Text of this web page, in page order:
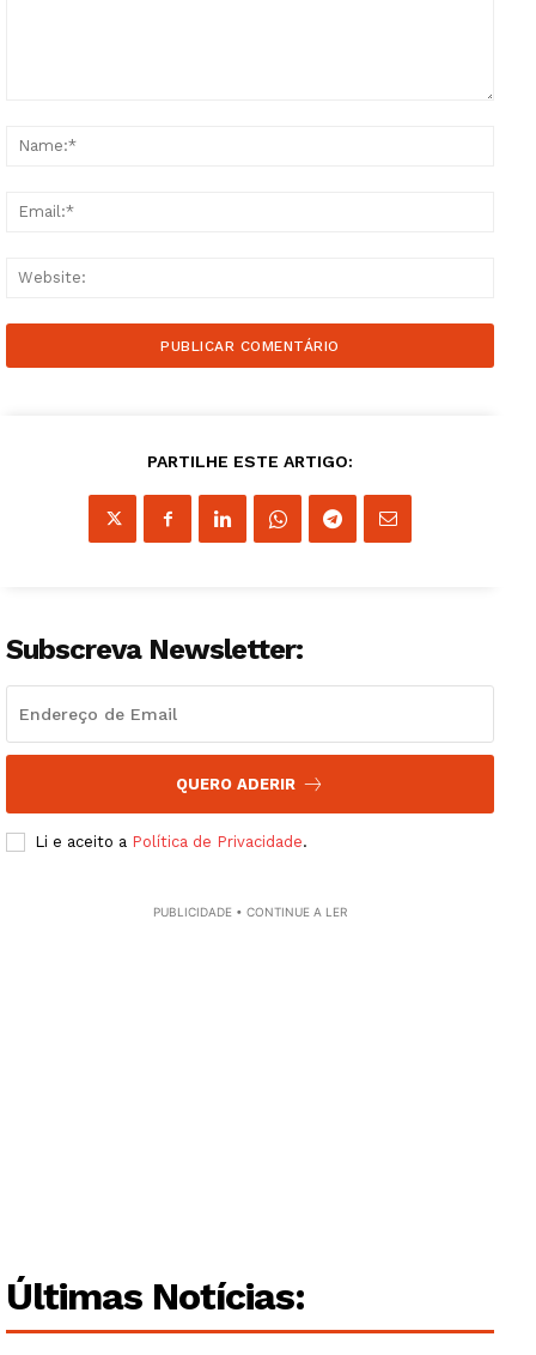
Guimarães, agora!
PARTILHE ESTE ARTIGO:
Subscreva Newsletter:
QUERO ADERIR
Li e aceito a Política de Privacidade.
PUBLICIDADE • CONTINUE A LER
Últimas Notícias: